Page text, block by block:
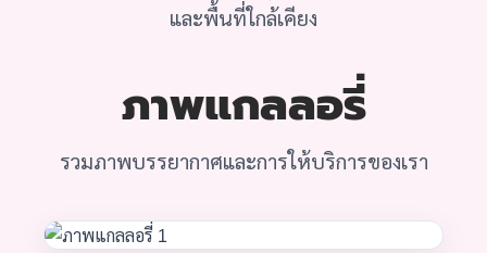
และพื้นที่ใกล้เคียง
ภาพแกลลอรี่
รวมภาพบรรยากาศและการให้บริการของเรา